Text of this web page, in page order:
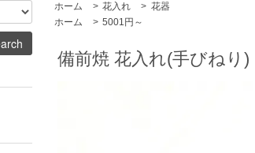
ホーム > 花入れ > 花器
ホーム
> 5001円～
備前焼 花入れ(手びねり)